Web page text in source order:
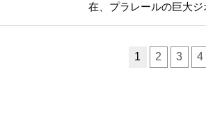
在、プラレールの巨大ジ
1
2 3 4